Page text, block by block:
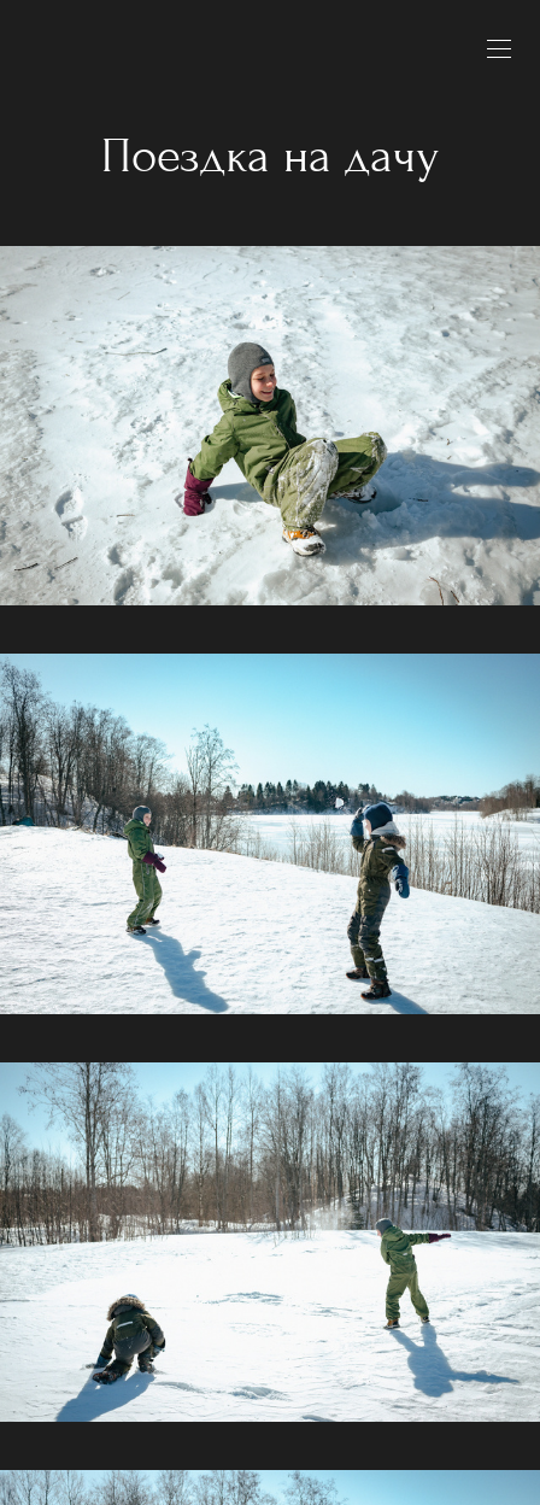
Поездка на дачу